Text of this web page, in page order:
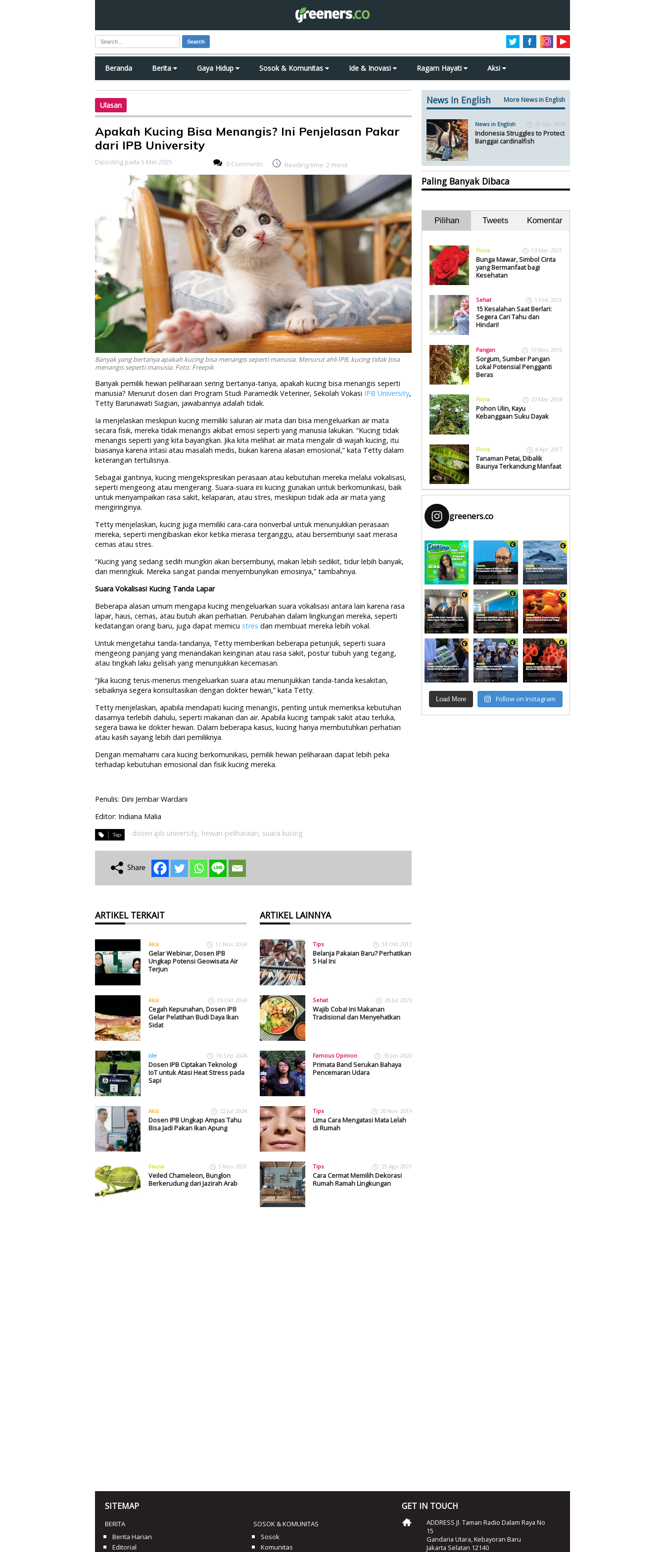
Search
Beranda Berita Gaya Hidup Sosok & Komunitas Ide & Inovasi Ragam Hayati Aksi
Ulasan
Apakah Kucing Bisa Menangis? Ini Penjelasan Pakar
dari IPB University
Diposting pada 5 Mei 2025 0 Comments Reading time: 2 menit
Banyak yang bertanya apakah kucing bisa menangis seperti manusia. Menurut ahli IPB, kucing tidak bisa
menangis seperti manusia. Foto: Freepik
Banyak pemilik hewan peliharaan sering bertanya-tanya, apakah kucing bisa menangis seperti
manusia? Menurut dosen dari Program Studi Paramedik Veteriner, Sekolah Vokasi IPB University,
Tetty Barunawati Siagian, jawabannya adalah tidak.
Ia menjelaskan meskipun kucing memiliki saluran air mata dan bisa mengeluarkan air mata
secara fisik, mereka tidak menangis akibat emosi seperti yang manusia lakukan. “Kucing tidak
menangis seperti yang kita bayangkan. Jika kita melihat air mata mengalir di wajah kucing, itu
biasanya karena iritasi atau masalah medis, bukan karena alasan emosional,” kata Tetty dalam
keterangan tertulisnya.
Sebagai gantinya, kucing mengekspresikan perasaan atau kebutuhan mereka melalui vokalisasi,
seperti mengeong atau mengerang. Suara-suara ini kucing gunakan untuk berkomunikasi, baik
untuk menyampaikan rasa sakit, kelaparan, atau stres, meskipun tidak ada air mata yang
mengiringinya.
Tetty menjelaskan, kucing juga memiliki cara-cara nonverbal untuk menunjukkan perasaan
mereka, seperti mengibaskan ekor ketika merasa terganggu, atau bersembunyi saat merasa
cemas atau stres.
“Kucing yang sedang sedih mungkin akan bersembunyi, makan lebih sedikit, tidur lebih banyak,
dan meringkuk. Mereka sangat pandai menyembunyikan emosinya,” tambahnya.
Suara Vokalisasi Kucing Tanda Lapar
Beberapa alasan umum mengapa kucing mengeluarkan suara vokalisasi antara lain karena rasa
lapar, haus, cemas, atau butuh akan perhatian. Perubahan dalam lingkungan mereka, seperti
kedatangan orang baru, juga dapat memicu stres dan membuat mereka lebih vokal.
Untuk mengetahui tanda-tandanya, Tetty memberikan beberapa petunjuk, seperti suara
mengeong panjang yang menandakan keinginan atau rasa sakit, postur tubuh yang tegang,
atau tingkah laku gelisah yang menunjukkan kecemasan.
“Jika kucing terus-menerus mengeluarkan suara atau menunjukkan tanda-tanda kesakitan,
sebaiknya segera konsultasikan dengan dokter hewan,” kata Tetty.
Tetty menjelaskan, apabila mendapati kucing menangis, penting untuk memeriksa kebutuhan
dasarnya terlebih dahulu, seperti makanan dan air. Apabila kucing tampak sakit atau terluka,
segera bawa ke dokter hewan. Dalam beberapa kasus, kucing hanya membutuhkan perhatian
atau kasih sayang lebih dari pemiliknya.
Dengan memahami cara kucing berkomunikasi, pemilik hewan peliharaan dapat lebih peka
terhadap kebutuhan emosional dan fisik kucing mereka.
Penulis: Dini Jembar Wardani
Editor: Indiana Malia
dosen ipb university, hewan peliharaan, suara kucing
ARTIKEL TERKAIT
Aksi 11 Nov 2024
Gelar Webinar, Dosen IPB
Ungkap Potensi Geowisata Air
Terjun
Aksi 15 Okt 2024
Cegah Kepunahan, Dosen IPB
Gelar Pelatihan Budi Daya Ikan
Sidat
Ide 16 Sep 2024
Dosen IPB Ciptakan Teknologi
IoT untuk Atasi Heat Stress pada
Sapi
Aksi 22 Jul 2024
Dosen IPB Ungkap Ampas Tahu
Bisa Jadi Pakan Ikan Apung
Fauna 5 Nov 2021
Veiled Chameleon, Bunglon
Berkerudung dari Jazirah Arab
ARTIKEL LAINNYA
Tips 18 Okt 2017
Belanja Pakaian Baru? Perhatikan
5 Hal Ini
Sehat 26 Jul 2023
Wajib Coba! Ini Makanan
Tradisional dan Menyehatkan
Famous Opinion 30 Jan 2020
Primata Band Serukan Bahaya
Pencemaran Udara
Tips 20 Nov 2019
Lima Cara Mengatasi Mata Lelah
di Rumah
Tips 25 Agu 2021
Cara Cermat Memilih Dekorasi
Rumah Ramah Lingkungan
News In English More News in English
News in English 21 Apr 2024
Indonesia Struggles to Protect
Banggai cardinalfish
Paling Banyak Dibaca
Pilihan Tweets Komentar
Flora 13 Mar 2021
Bunga Mawar, Simbol Cinta
yang Bermanfaat bagi
Kesehatan
Sehat 1 Feb 2021
15 Kesalahan Saat Berlari:
Segera Cari Tahu dan
Hindari!
Pangan 10 Nov 2015
Sorgum, Sumber Pangan
Lokal Potensial Pengganti
Beras
Flora 23 Mar 2018
Pohon Ulin, Kayu
Kebanggaan Suku Dayak
Flora 4 Apr 2017
Tanaman Petai, Dibalik
Baunya Terkandung Manfaat
greeners.co
Load More Follow on Instagram
SITEMAP
BERITA
Berita Harian
Editorial
SOSOK & KOMUNITAS
Sosok
Komunitas
GET IN TOUCH
ADDRESS Jl. Taman Radio Dalam Raya No
15
Gandaria Utara, Kebayoran Baru
Jakarta Selatan 12140